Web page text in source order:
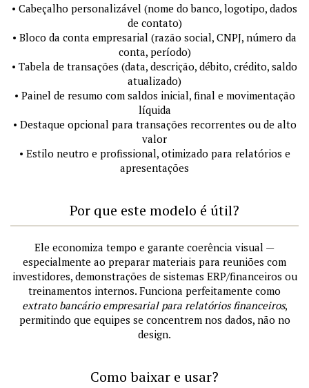
• Cabeçalho personalizável (nome do banco, logotipo, dados
de contato)
• Bloco da conta empresarial (razão social, CNPJ, número da
conta, período)
• Tabela de transações (data, descrição, débito, crédito, saldo
atualizado)
• Painel de resumo com saldos inicial, final e movimentação
líquida
• Destaque opcional para transações recorrentes ou de alto
valor
• Estilo neutro e profissional, otimizado para relatórios e
apresentações
Por que este modelo é útil?
Ele economiza tempo e garante coerência visual —
especialmente ao preparar materiais para reuniões com
investidores, demonstrações de sistemas ERP/financeiros ou
treinamentos internos. Funciona perfeitamente como
extrato bancário empresarial para relatórios financeiros,
permitindo que equipes se concentrem nos dados, não no
design.
Como baixar e usar?